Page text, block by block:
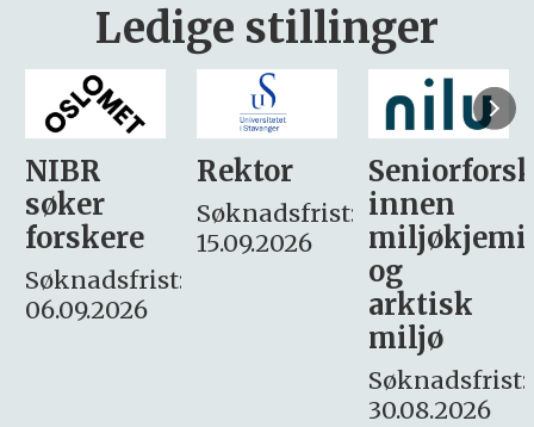
Ledige stillinger
Rektor
Søknadsfrist:
15.09.2026
Seniorforsker
innen
miljøkjemi
søker
– fast
Søknadsfrist:
16. august.